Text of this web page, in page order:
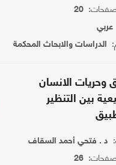
20
عربي
الدراسات والابحاث المحكمة
وحريات الانسان
بين التنظير
د . فتحي أحمد السقاف
26